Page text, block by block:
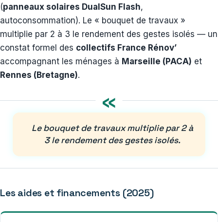
(panneaux solaires DualSun Flash,
autoconsommation). Le « bouquet de travaux »
multiplie par 2 à 3 le rendement des gestes isolés — un
constat formel des collectifs France Rénov’
accompagnant les ménages à Marseille (PACA) et
Rennes (Bretagne).
«
Le bouquet de travaux multiplie par 2 à
3 le rendement des gestes isolés.
Les aides et financements (2025)